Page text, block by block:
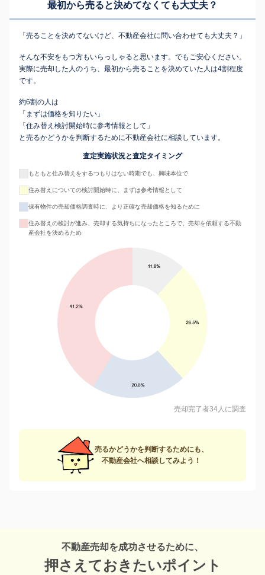
最初から売ると決めてなくても大丈夫？
「売ることを決めてないけど、不動産会社に問い合わせても大丈夫？」
そんな不安をもつ方もいらっしゃると思います。でもご安心ください。
実際に売却した人のうち、最初から売ることを決めていた人は4割程度
です。
約6割の人は
「まずは価格を知りたい」
「住み替え検討開始時に参考情報として」
と売るかどうかを判断するために不動産会社に相談しています。
査定実施状況と査定タイミング
もともと住み替えをするつもりはない時期でも、興味本位で
住み替えについての検討開始時に、まずは参考情報として
保有物件の売却価格調査時に、より正確な売却価格を知るために
住み替えの検討が進み、売却する気持ちになったところで、売却を依頼する不動
産会社を決めるため
売却完了者34人に調査
売るかどうかを判断するためにも、
不動産会社へ相談してみよう！
不動産売却を成功させるために、
押さえておきたいポイント